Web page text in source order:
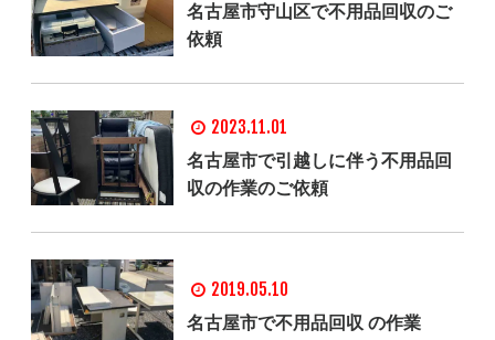
名古屋市守山区で不用品回収のご
依頼
2023.11.01
名古屋市で引越しに伴う不用品回
収の作業のご依頼
2019.05.10
名古屋市で不用品回収 の作業